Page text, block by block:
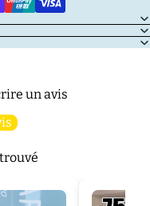
un avis